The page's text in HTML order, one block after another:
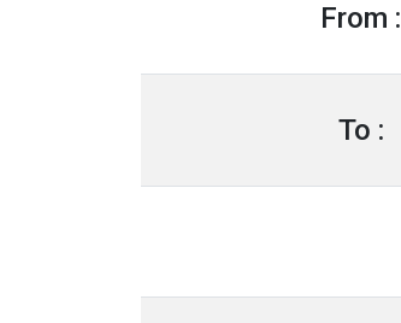
From :
To :